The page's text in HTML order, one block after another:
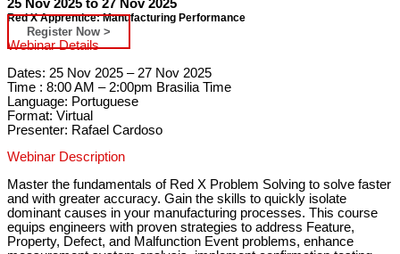
25 Nov 2025 to 27 Nov 2025
Red X Apprentice: Manufacturing Performance
Register Now >
Webinar Details
Dates: 25 Nov 2025 – 27 Nov 2025
Time : 8:00 AM – 2:00pm Brasilia Time
Language: Portuguese
Format: Virtual
Presenter: Rafael Cardoso
Webinar Description
Master the fundamentals of Red X Problem Solving to solve faster
and with greater accuracy. Gain the skills to quickly isolate
dominant causes in your manufacturing processes. This course
equips engineers with proven strategies to address Feature,
Property, Defect, and Malfunction Event problems, enhance